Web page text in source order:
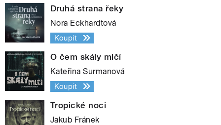
Druhá strana řeky
Nora Eckhardtová
Koupit
O čem skály mlčí
Kateřina Surmanová
Koupit
Tropické noci
Jakub Fránek